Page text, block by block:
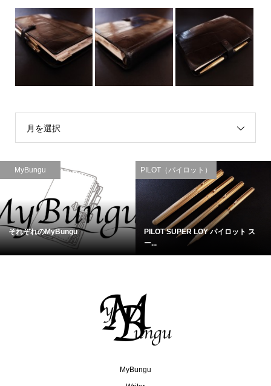
月を選択
MyBungu
それぞれのMyBungu
PILOT（パイロット）
PILOT SUPER LOY パイロット ス
ー...
MyBungu